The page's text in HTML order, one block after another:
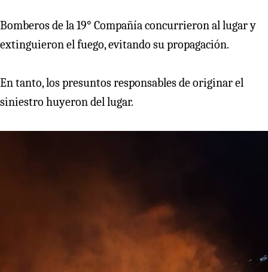
Bomberos de la 19° Compañía concurrieron al lugar y
extinguieron el fuego, evitando su propagación.
En tanto, los presuntos responsables de originar el
siniestro huyeron del lugar.